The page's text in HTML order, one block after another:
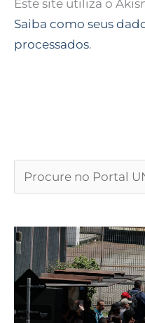
Este site utiliza o
Saiba como seus
processados.